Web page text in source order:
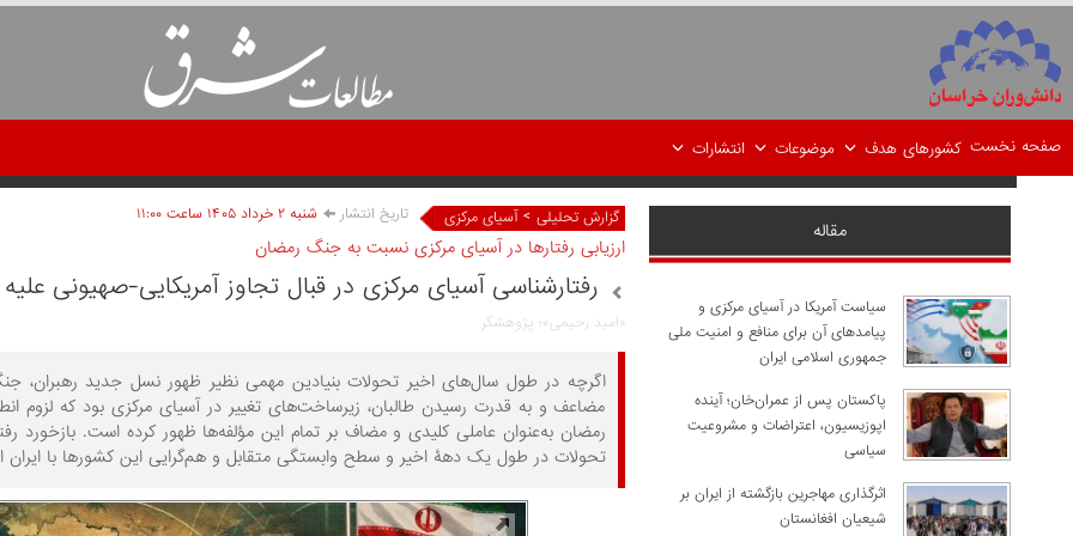
صفحه نخست کشورهای هدف موضوعات انتشارات
گزارش تحلیلی > آسیای مرکزی تاریخ انتشار شنبه ۲ خرداد ۱۴۰۵ ساعت ۱۱:۰۰
ارزیابی رفتارها در آسیای مرکزی نسبت به جنگ رمضان
رفتارشناسی آسیای مرکزی در قبال تجاوز آمریکایی-صهیونی علیه
«امید رحیمی»؛ پژوهشگر
اگرچه در طول سال‌های اخیر تحولات بنیادین مهمی نظیر ظهور نسل جدید رهبران،
مضاعف و به قدرت رسیدن طالبان، زیرساخت‌های تغییر در آسیای مرکزی بود که لزوم
رمضان به‌عنوان عاملی کلیدی و مضاف بر تمام این مؤلفه‌ها ظهور کرده است. بازخورد
تحولات در طول یک دهۀ اخیر و سطح وابستگی متقابل و هم‌گرایی این کشورها با
مقاله
سیاست آمریکا در آسیای مرکزی و
پیامدهای آن برای منافع و امنیت ملی
جمهوری اسلامی ایران
پاکستان پس از عمران‌خان؛ آینده
اپوزیسیون، اعتراضات و مشروعیت
سیاسی
اثرگذاری مهاجرین بازگشته از ایران بر
شیعیان افغانستان